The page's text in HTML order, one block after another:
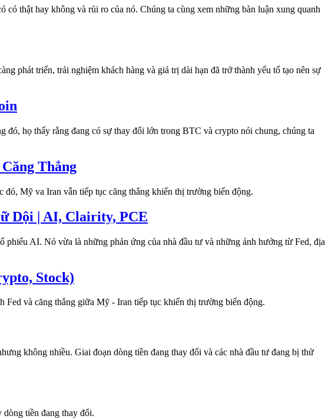
thật hay không và rủi ro của nó. Chúng ta cùng xem những bàn luận xung quanh
phát triển, trải nghiệm khách hàng và giá trị dài hạn đã trở thành yếu tố tạo nên sự
họ thấy rằng đang có sự thay đổi lớn trong BTC và crypto nói chung, chúng ta
Thẳng
đó, Mỹ va Iran vẫn tiếp tục căng thẳng khiến thị trường biến động.
Dội | AI, Clairity, PCE
AI. Nó vừa là những phản ứng của nhà đầu tư và những ảnh hưởng từ Fed, địa
Stock)
Fed và căng thẳng giữa Mỹ - Iran tiếp tục khiến thị trường biến động.
không nhiều. Giai đoạn dòng tiền đang thay đổi và các nhà đầu tư đang bị thử
tiền đang thay đổi.